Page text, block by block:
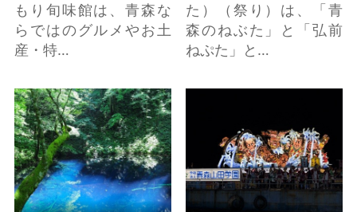
もり旬味館は、青森な
らではのグルメやお土
産・特…
た）（祭り）は、「青
森のねぶた」と「弘前
ねぷた」と…
青池 の詳細はこちら